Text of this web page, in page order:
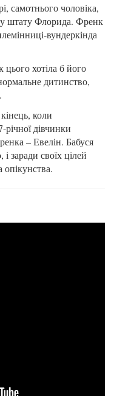
самотнього чоловіка,
штату Флорида. Френк
вундеркінда
цього хотіла б його
дитинство,
коли
річної дівчинки
– Евелін. Бабуся
заради своїх цілей